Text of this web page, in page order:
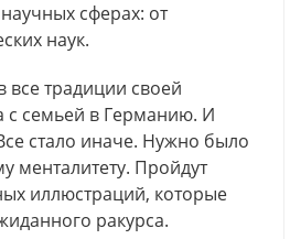
сферах: от
наук.
традиции своей
с семьей в Германию. И
стало иначе. Нужно было
менталитету. Пройдут
иллюстраций, которые
ракурса.